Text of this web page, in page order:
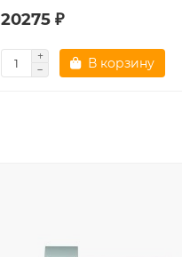
20275 ₽
В корзину